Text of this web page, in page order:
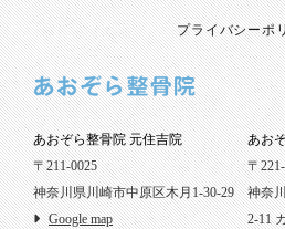
プライバシーポ
あおぞら整骨院 元住吉院
〒211-0025
神奈川県川崎市中原区木月1-30-29
Google map
あお
〒
神奈
2-11